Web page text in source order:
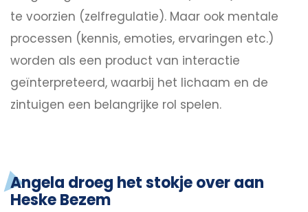
te voorzien (zelfregulatie). Maar ook mentale
processen (kennis, emoties, ervaringen etc.)
worden als een product van interactie
geïnterpreteerd, waarbij het lichaam en de
zintuigen een belangrijke rol spelen.
Angela droeg het stokje over aan
Heske Bezem